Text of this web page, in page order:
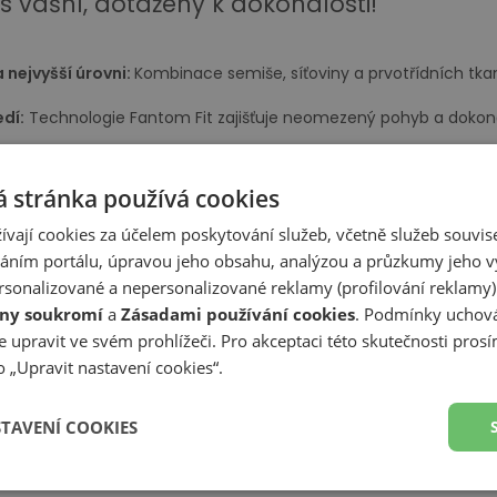
nejvyšší úrovni: Kombinace semiše, síťoviny a prvotřídních
Technologie Fantom Fit zajišťuje neomezený pohyb a
Strategicky umístěné panely ze síťoviny zajišťují
New Balance 808
je o krok napřed : Inovativní pěna FuelCell v mezipodešvi
triků na skateboardu budou klouby v našich botách
Odolná gumová podrážka s výrazným vzorkem
všech podmínek:Speciální konstrukce podrážky zvyšuje její
Antimikrobiální stélka OrthoLite udržuje nohy svěží a
stránka používá cookies
cookies za účelem poskytování služeb, včetně služeb
portálu, úpravou jeho obsahu, analýzou a průzkumy jeho
a nepersonalizované reklamy (profilování
soukromí a Zásadami používání cookies. Podmínky
upravit ve svém prohlížeči. Pro akceptaci této skutečnosti
„Upravit nastavení cookies“.
COOKIES